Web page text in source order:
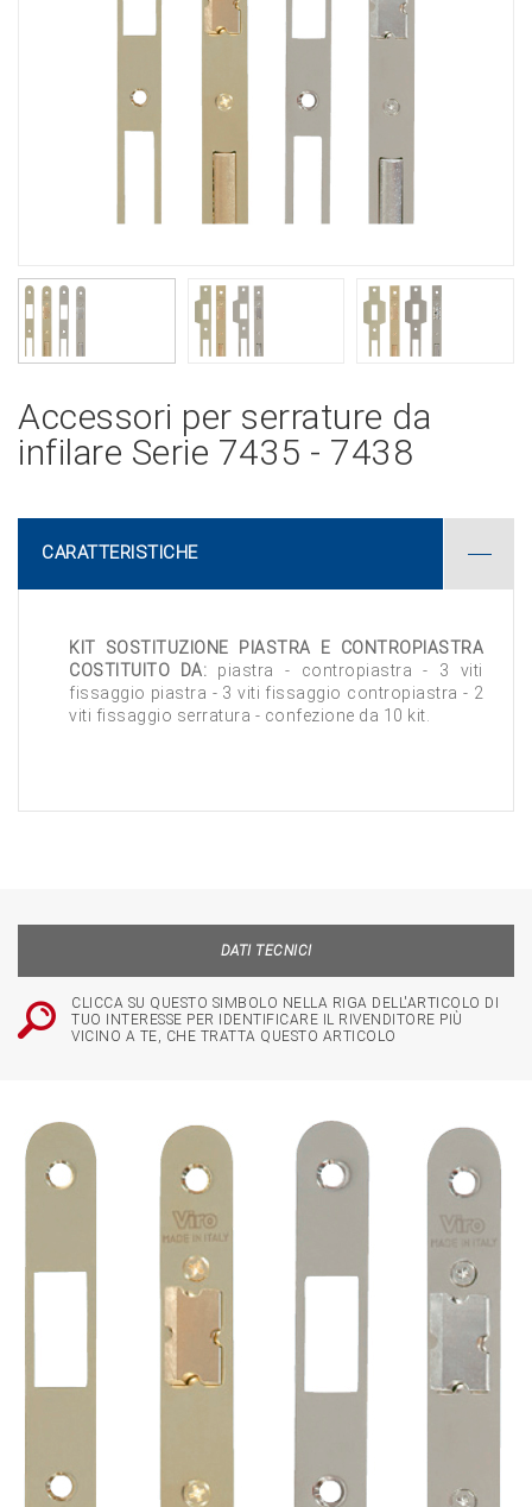
Accessori per serrature da
infilare Serie 7435 - 7438
CARATTERISTICHE
KIT SOSTITUZIONE PIASTRA E CONTROPIASTRA
COSTITUITO DA: piastra - contropiastra - 3 viti
fissaggio piastra - 3 viti fissaggio contropiastra - 2
viti fissaggio serratura - confezione da 10 kit.
DATI TECNICI
CLICCA SU QUESTO SIMBOLO NELLA RIGA DELL'ARTICOLO DI
TUO INTERESSE PER IDENTIFICARE IL RIVENDITORE PIÙ
VICINO A TE, CHE TRATTA QUESTO ARTICOLO